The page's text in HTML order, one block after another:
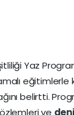
Yaz
eğitimlerle
belirtti.
ve